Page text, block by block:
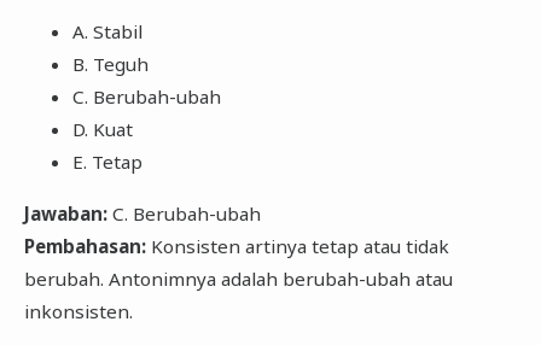
A. Stabil
B. Teguh
C. Berubah-ubah
D. Kuat
E. Tetap
Jawaban:C. Berubah-ubah
Pembahasan:Konsisten artinya tetap atau tidak
berubah. Antonimnya adalah berubah-ubah atau
inkonsisten.